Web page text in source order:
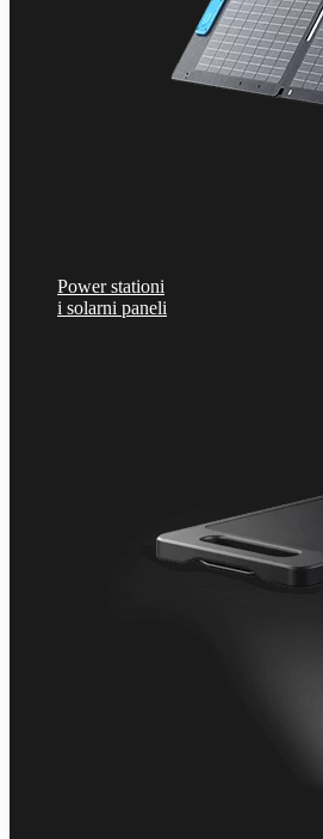
Power stationi
i solarni paneli